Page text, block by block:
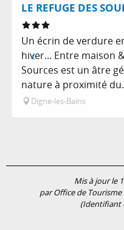
Suggestion à proximité...
Est situé(e) dans...
LE REFUGE DES
Un écrin de verdure
hiver... Entre maison
Sources est un âtre
nature à proximité
Digne-les-Bains
Mis à jour le
par Office de Tourisme
(Identifiant